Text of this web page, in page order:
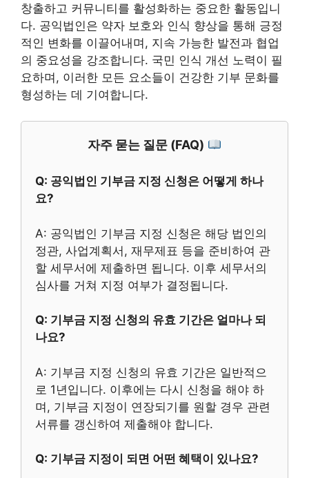
창출하고 커뮤니티를 활성화하는 중요한 활동입니
다. 공익법인은 약자 보호와 인식 향상을 통해 긍정
적인 변화를 이끌어내며, 지속 가능한 발전과 협업
의 중요성을 강조합니다. 국민 인식 개선 노력이 필
요하며, 이러한 모든 요소들이 건강한 기부 문화를
형성하는 데 기여합니다.
자주 묻는 질문 (FAQ)
Q: 공익법인 기부금 지정 신청은 어떻게 하나
요?
A: 공익법인 기부금 지정 신청은 해당 법인의
정관, 사업계획서, 재무제표 등을 준비하여 관
할 세무서에 제출하면 됩니다. 이후 세무서의
심사를 거쳐 지정 여부가 결정됩니다.
Q: 기부금 지정 신청의 유효 기간은 얼마나 되
나요?
A: 기부금 지정 신청의 유효 기간은 일반적으
로 1년입니다. 이후에는 다시 신청을 해야 하
며, 기부금 지정이 연장되기를 원할 경우 관련
서류를 갱신하여 제출해야 합니다.
Q: 기부금 지정이 되면 어떤 혜택이 있나요?